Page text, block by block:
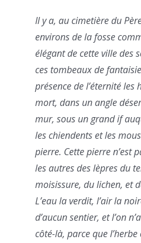
Il y a, au cimetière du
environs de la fosse
élégant de cette ville des
ces tombeaux de
présence de l’éternité les
mort, dans un angle
mur, sous un grand if
les chiendents et les
pierre. Cette pierre n’est
les autres des lèpres du
moisissure, du lichen, et
L’eau la verdit, l’air la
d’aucun sentier, et l’on
côté-là, parce que